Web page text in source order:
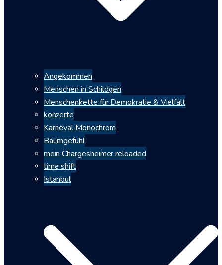
Angekommen
Menschen in Schildgen
Menschenkette für Demokratie & Vielfalt
konzerte
Karneval Monochrom
Baumgefühl
mein Chargesheimer reloaded
time shift
Istanbul